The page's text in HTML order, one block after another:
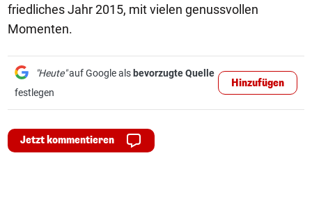
friedliches Jahr 2015, mit vielen genussvollen
Momenten.
"Heute"auf Google als bevorzugte Quelle
festlegen
Hinzufügen
Jetzt kommentieren